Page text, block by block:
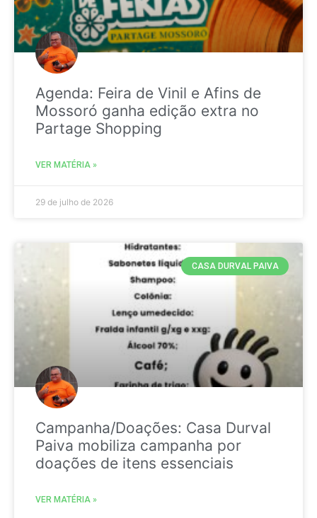
Agenda: Feira de Vinil e Afins de
Mossoró ganha edição extra no
Partage Shopping
VER MATÉRIA »
29 de julho de 2026
CASA DURVAL PAIVA
Campanha/Doações: Casa Durval
Paiva mobiliza campanha por
doações de itens essenciais
VER MATÉRIA »